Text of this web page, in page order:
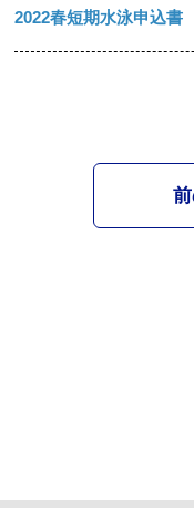
2022春短期水泳申込書